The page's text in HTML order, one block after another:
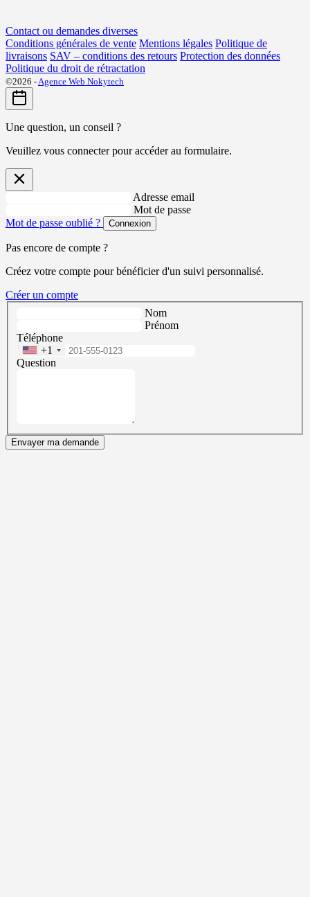
Contact ou demandes diverses
Conditions générales de vente Mentions légales Politique de
livraisons SAV – conditions des retours Protection des données
Politique du droit de rétractation
©2026 -Agence Web Nokytech
Une question, un conseil ?
Veuillez vous connecter pour accéder au formulaire.
Adresse email
Mot de passe
Mot de passe oublié ?
Connexion
Pas encore de compte ?
Créez votre compte pour bénéficier d'un suivi personnalisé.
Créer un compte
Nom
Prénom
Téléphone
+1
Question
Envayer ma demande